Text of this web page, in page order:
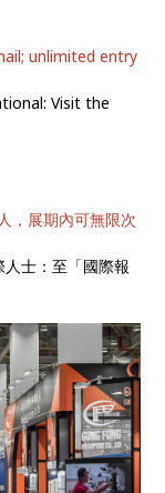
unlimited entry
Visit the
，展期內可無限次
士：至「國際報